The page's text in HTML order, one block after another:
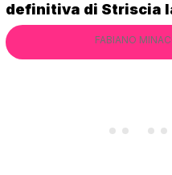
definitiva di Striscia
FABIANO